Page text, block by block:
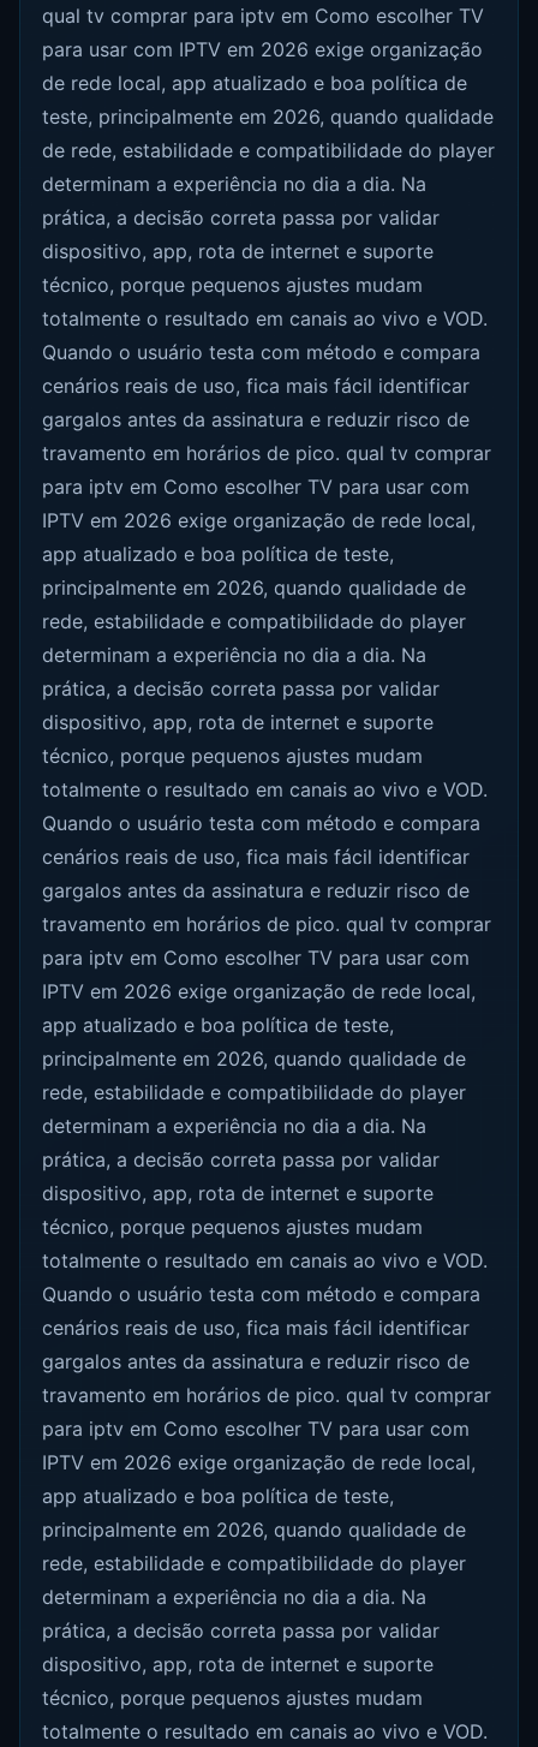
qual tv comprar para iptv em Como escolher TV
para usar com IPTV em 2026 exige organização
de rede local, app atualizado e boa política de
teste, principalmente em 2026, quando qualidade
de rede, estabilidade e compatibilidade do player
determinam a experiência no dia a dia. Na
prática, a decisão correta passa por validar
dispositivo, app, rota de internet e suporte
técnico, porque pequenos ajustes mudam
totalmente o resultado em canais ao vivo e VOD.
Quando o usuário testa com método e compara
cenários reais de uso, fica mais fácil identificar
gargalos antes da assinatura e reduzir risco de
travamento em horários de pico. qual tv comprar
para iptv em Como escolher TV para usar com
IPTV em 2026 exige organização de rede local,
app atualizado e boa política de teste,
principalmente em 2026, quando qualidade de
rede, estabilidade e compatibilidade do player
determinam a experiência no dia a dia. Na
prática, a decisão correta passa por validar
dispositivo, app, rota de internet e suporte
técnico, porque pequenos ajustes mudam
totalmente o resultado em canais ao vivo e VOD.
Quando o usuário testa com método e compara
cenários reais de uso, fica mais fácil identificar
gargalos antes da assinatura e reduzir risco de
travamento em horários de pico. qual tv comprar
para iptv em Como escolher TV para usar com
IPTV em 2026 exige organização de rede local,
app atualizado e boa política de teste,
principalmente em 2026, quando qualidade de
rede, estabilidade e compatibilidade do player
determinam a experiência no dia a dia. Na
prática, a decisão correta passa por validar
dispositivo, app, rota de internet e suporte
técnico, porque pequenos ajustes mudam
totalmente o resultado em canais ao vivo e VOD.
Quando o usuário testa com método e compara
cenários reais de uso, fica mais fácil identificar
gargalos antes da assinatura e reduzir risco de
travamento em horários de pico. qual tv comprar
para iptv em Como escolher TV para usar com
IPTV em 2026 exige organização de rede local,
app atualizado e boa política de teste,
principalmente em 2026, quando qualidade de
rede, estabilidade e compatibilidade do player
determinam a experiência no dia a dia. Na
prática, a decisão correta passa por validar
dispositivo, app, rota de internet e suporte
técnico, porque pequenos ajustes mudam
totalmente o resultado em canais ao vivo e VOD.